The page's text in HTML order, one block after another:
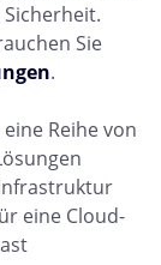
Sie
.
Reihe von
eine Cloud-